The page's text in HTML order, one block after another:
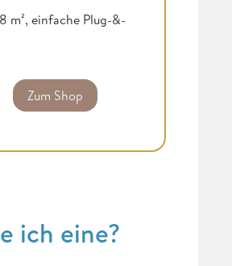
m², einfache Plug-&-
Zum Shop
ich eine?